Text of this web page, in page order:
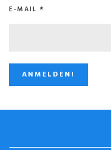
E-MAIL *